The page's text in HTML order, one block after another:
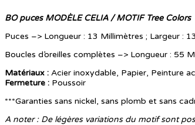
BO puces MODÈLE CELIA / MOTIF Tree Colors
Puces –> Longueur : 13 Millimètres ; Largeur :
Boucles d’oreilles complètes –> Longueur : 55
Matériaux : Acier inoxydable, Papier, Peinture
Fermeture : Poussoir
***Garanties sans nickel, sans plomb et sans
A noter : De légères variations du motif sont